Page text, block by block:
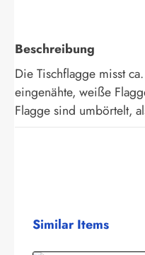
Beschreibung
Die Tischflagge misst
eingenähte, weiße
Flagge sind umbörtelt,
Produktgalerie
Similar Items